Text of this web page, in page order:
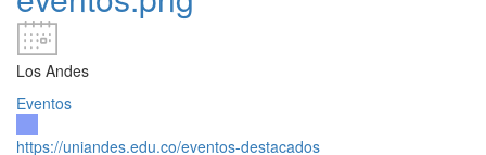
Los Andes
Eventos
https://uniandes.edu.co/eventos-destacados